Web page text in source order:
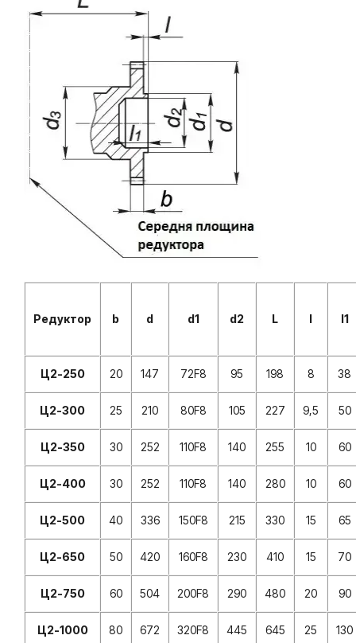
Редуктор b d d1 d2 L l l1
Ц2-250 20 147 72F8 95 198 8 38
Ц2-300 25 210 80F8 105 227 9,5 50
Ц2-350 30 252 110F8 140 255 10 60
Ц2-400 30 252 110F8 140 280 10 60
Ц2-500 40 336 150F8 215 330 15 65
Ц2-650 50 420 160F8 230 410 15 70
Ц2-750 60 504 200F8 290 480 20 90
Ц2-1000 80 672 320F8 445 645 25 130